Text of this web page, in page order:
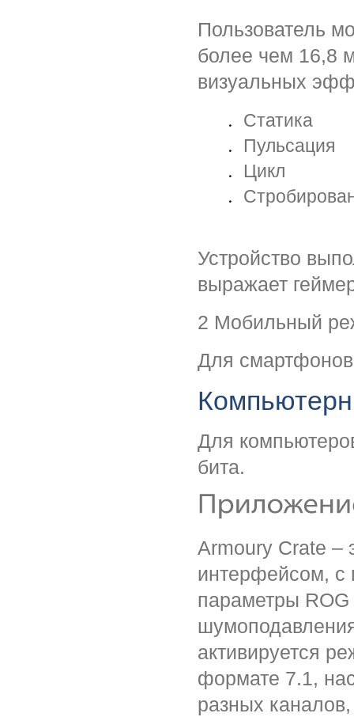
Пользователь
более чем 16,8
визуальных
Статика
Пульсация
Цикл
Устройство
выражает
2 Мобильный
Для
Для
бита.
Armoury Crate –
интерфейсом, с
параметры ROG
активируется
формате 7.1,
разных